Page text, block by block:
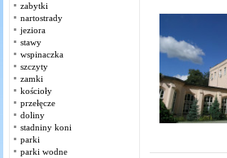
zabytki
nartostrady
jeziora
stawy
wspinaczka
szczyty
zamki
kościoły
przełęcze
doliny
stadniny koni
parki
parki wodne